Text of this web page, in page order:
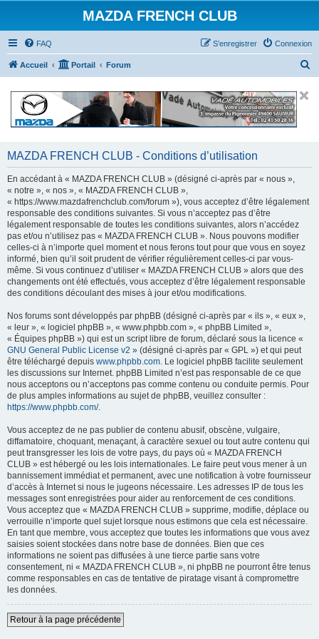
MAZDA FRENCH CLUB
FAQ Connexion
S’enregistrer
Accueil Portail Forum
c
MAZDA FRENCH CLUB - Conditions d’utilisation
En accédant à « MAZDA FRENCH CLUB » (désigné ci-après par « nous »,
« notre », « nos », « MAZDA FRENCH CLUB »,
« https://www.mazdafrenchclub.com/forum »), vous acceptez d’être légalement
responsable des conditions suivantes. Si vous n’acceptez pas d’être
légalement responsable de toutes les conditions suivantes, alors n’accédez
pas et/ou n’utilisez pas « MAZDA FRENCH CLUB ». Nous pouvons modifier
celles-ci à n’importe quel moment et nous ferons tout pour que vous en soyez
informé, bien qu’il soit prudent de vérifier régulièrement celles-ci par vous-
même. Si vous continuez d’utiliser « MAZDA FRENCH CLUB » alors que des
changements ont été effectués, vous acceptez d’être légalement responsable
des conditions découlant des mises à jour et/ou modifications.
Nos forums sont développés par phpBB (désigné ci-après par « ils », « eux »,
« leur », « logiciel phpBB », « www.phpbb.com », « phpBB Limited »,
« Équipes phpBB ») qui est un script libre de forum, déclaré sous la licence «
GNU General Public License v2 » (désigné ci-après par « GPL ») et qui peut
être téléchargé depuis www.phpbb.com . Le logiciel phpBB facilite seulement
les discussions sur Internet. phpBB Limited n’est pas responsable de ce que
nous acceptons ou n’acceptons pas comme contenu ou conduite permis. Pour
de plus amples informations au sujet de phpBB, veuillez consulter :
https://www.phpbb.com/.
Vous acceptez de ne pas publier de contenu abusif, obscène, vulgaire,
diffamatoire, choquant, menaçant, à caractère sexuel ou tout autre contenu qui
peut transgresser les lois de votre pays, du pays où « MAZDA FRENCH
CLUB » est hébergé ou les lois internationales. Le faire peut vous mener à un
bannissement immédiat et permanent, avec une notification à votre fournisseur
d’accès à Internet si nous le jugeons nécessaire. Les adresses IP de tous les
messages sont enregistrées pour aider au renforcement de ces conditions.
Vous acceptez que « MAZDA FRENCH CLUB » supprime, modifie, déplace ou
verrouille n’importe quel sujet lorsque nous estimons que cela est nécessaire.
En tant que membre, vous acceptez que toutes les informations que vous avez
saisies soient stockées dans notre base de données. Bien que ces
informations ne soient pas diffusées à une tierce partie sans votre
consentement, ni « MAZDA FRENCH CLUB », ni phpBB ne pourront être tenus
comme responsables en cas de tentative de piratage visant à compromettre
les données.
Retour à la page précédente